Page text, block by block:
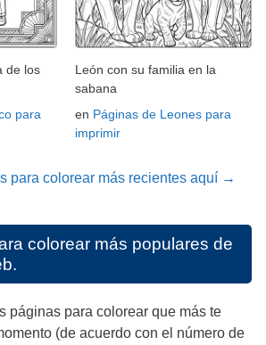
de los
para
León con su familia en la
sabana
en Páginas de Leones para
imprimir
para colorear más recientes aquí →
colorear más populares de
páginas para colorear que más te
(de acuerdo con el número de